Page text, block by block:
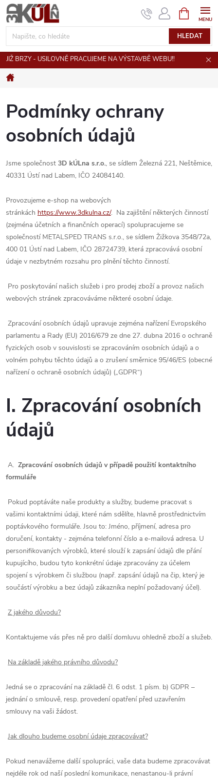
Přejít
na
obsah
HLEDAT
NÁKUPNÍ
KOŠÍK
JIŽ BRZY - USILOVNĚ PRACUJEME NA VÝSTAVBĚ WEBU!!
Domů
Podmínky ochrany
osobních údajů
Jsme společnost 3D kÚLna s.r.o., se sídlem Železná 221, Neštěmice,
40331 Ústí nad Labem, IČO 24084140.
Provozujeme e-shop na webových
stránkách https://www.3dkulna.cz/. Na zajištění některých činností
(zejména účetních a finančních operací) spolupracujeme se
společností METALSPED TRANS s.r.o., se sídlem Žižkova 3548/72a,
400 01 Ústí nad Labem, IČO 28724739, která zpracovává osobní
údaje v nezbytném rozsahu pro plnění těchto činností.
Pro poskytování našich služeb i pro prodej zboží a provoz našich
webových stránek zpracováváme některé osobní údaje.
Zpracování osobních údajů upravuje zejména nařízení Evropského
parlamentu a Rady (EU) 2016/679 ze dne 27. dubna 2016 o ochraně
fyzických osob v souvislosti se zpracováním osobních údajů a o
volném pohybu těchto údajů a o zrušení směrnice 95/46/ES (obecné
nařízení o ochraně osobních údajů) („GDPR“)
I. Zpracování osobních
údajů
A. Zpracování osobních údajů v případě použití kontaktního
formuláře
Pokud poptáváte naše produkty a služby, budeme pracovat s
vašimi kontaktními údaji, které nám sdělíte, hlavně prostřednictvím
poptávkového formuláře. Jsou to: Jméno, příjmení, adresa pro
doručení, kontakty - zejména telefonní číslo a e-mailová adresa. U
personifikovaných výrobků, které slouží k zapsání údajů dle přání
kupujícího, budou tyto konkrétní údaje zpracovány za účelem
spojení s výrobkem či službou (např. zapsání údajů na čip, který je
součástí výrobku a bez údajů zákazníka neplní požadovaný účel).
Z jakého důvodu?
Kontaktujeme vás přes ně pro další domluvu ohledně zboží a služeb.
Na základě jakého právního důvodu?
Jedná se o zpracování na základě čl. 6 odst. 1 písm. b) GDPR –
jednání o smlouvě, resp. provedení opatření před uzavřením
smlouvy na vaši žádost.
Jak dlouho budeme osobní údaje zpracovávat?
Pokud nenavážeme další spolupráci, vaše data budeme zpracovávat
nejdéle rok od naší poslední komunikace, nenastanou-li právní